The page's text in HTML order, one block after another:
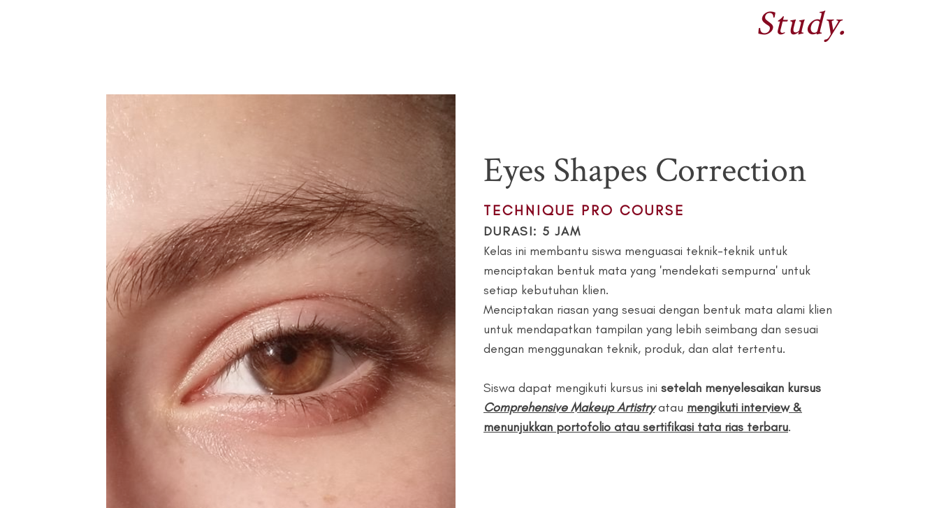
Study.
Eyes Shapes Correction
TECHNIQUE PRO COURSE
DURASI: 5 JAM
Kelas ini membantu siswa menguasai teknik-teknik untuk
menciptakan bentuk mata yang 'mendekati sempurna' untuk
setiap kebutuhan klien.
Menciptakan riasan yang sesuai dengan bentuk mata alami klien
untuk mendapatkan tampilan yang lebih seimbang dan sesuai
dengan menggunakan teknik, produk, dan alat tertentu.
Siswa dapat mengikuti kursus ini setelah menyelesaikan kursus
Comprehensive Makeup Artistryatau mengikuti interview &
menunjukkan portofolio atau sertifikasi tata rias terbaru.